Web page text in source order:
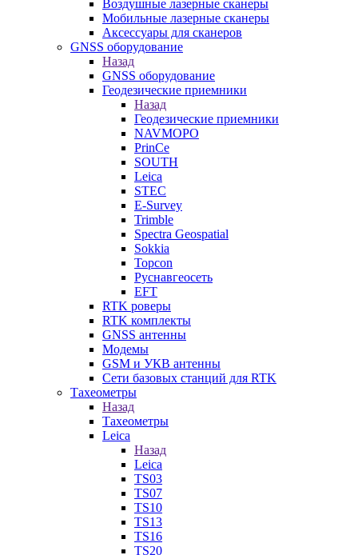
Воздушные лазерные сканеры
Мобильные лазерные сканеры
Аксессуары для сканеров
GNSS оборудование
Назад
GNSS оборудование
Геодезические приемники
Назад
Геодезические приемники
NAVMOPO
PrinCe
SOUTH
Leica
STEC
E-Survey
Trimble
Spectra Geospatial
Sokkia
Topcon
Руснавгеосеть
EFT
RTK роверы
RTK комплекты
GNSS антенны
Модемы
GSM и УКВ антенны
Сети базовых станций для RTK
Тахеометры
Назад
Тахеометры
Leica
Назад
Leica
TS03
TS07
TS10
TS13
TS16
TS20